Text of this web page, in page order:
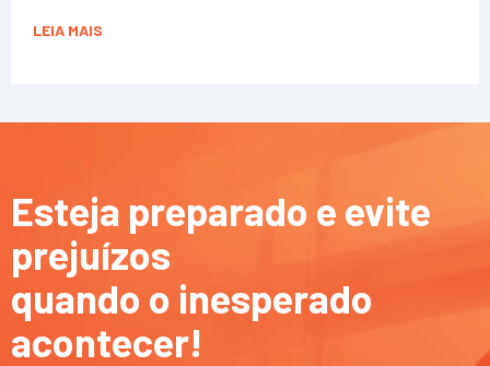
LEIA MAIS
Esteja preparado e evite
prejuízos
quando o inesperado
acontecer!